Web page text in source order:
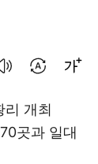
개최
곳과 일대